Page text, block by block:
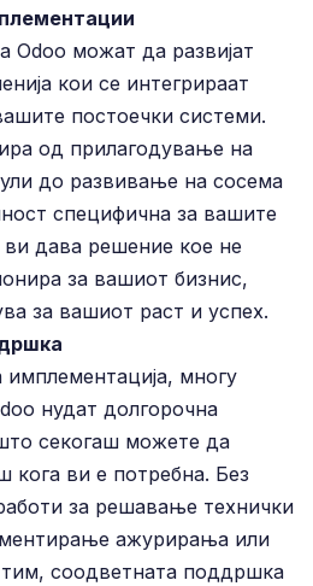
Odoo можат да развијат
кои се интегрираат
постоечки системи.
од прилагодување на
до развивање на сосема
специфична за вашите
дава решение кое не
за вашиот бизнис,
за вашиот раст и успех.
имплементација, многу
нудат долгорочна
секогаш можете да
кога ви е потребна. Без
за решавање технички
ажурирања или
соодветната поддршка